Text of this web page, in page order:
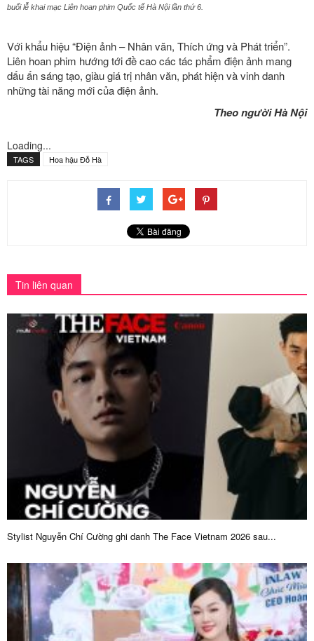
buổi lễ khai mạc Liên hoan phim Quốc tế Hà Nội lần thứ 6.
Với khẩu hiệu “Điện ảnh – Nhân văn, Thích ứng và Phát triển”.
Liên hoan phim hướng tới đề cao các tác phẩm điện ảnh mang
dấu ấn sáng tạo, giàu giá trị nhân văn, phát hiện và vinh danh
những tài năng mới của điện ảnh.
Theo người Hà Nội
Loading...
TAGS Hoa hậu Đỗ Hà
Tin liên quan
Stylist Nguyễn Chí Cường ghi danh The Face Vietnam 2026 sau...